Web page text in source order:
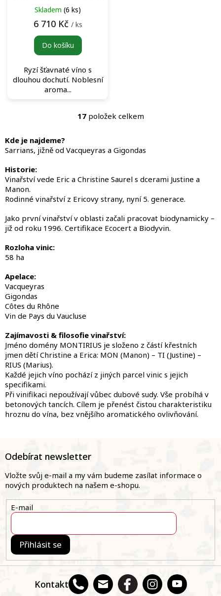
červené víno
Skladem (6 ks)
6 710 Kč / ks
Do košíku
Ryzí šťavnaté víno s
dlouhou dochutí. Noblesní
aroma...
O
á
d
c
í
r
v
k
y
17položek celkem
Kde je najdeme?
Sarrians, jižně od Vacqueyras a Gigondas
Historie:
Vinařství vede Eric a Christine Saurel s dcerami Justine a
Manon.
Rodinné vinařství z Ericovy strany, nyní 5. generace.
Jako první vinařství v oblasti začali pracovat biodynamicky –
již od roku 1996. Certifikace Ecocert a Biodyvin.
Rozloha vinic:
58 ha
Apelace:
Vacqueyras
Gigondas
Côtes du Rhône
Vin de Pays du Vaucluse
Zajímavosti & filosofie vinařství:
Jméno domény MONTIRIUS je složeno z částí křestních
jmen dětí Christine a Erica: MON (Manon) – TI (Justine) –
RIUS (Marius).
Každé jejich víno pochází z jiných parcel vinic s jejich
specifikami.
Při vinifikaci nepoužívají vůbec dubové sudy. Vše probíhá v
betonových tancích. Cílem je přenést čistou charakteristiku
hroznu do vína, bez vnějšího aromatického ovlivňování.
a
Kontakt
Odebírat newsletter
Vložte svůj e-mail a my vám budeme zasílat informace o
nových produktech na našem e-shopu.
E-mail
Přihlásit se